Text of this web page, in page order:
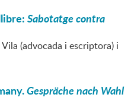
Sabotatge contra
(advocada i escriptora) i
Gespräche nach Wahl